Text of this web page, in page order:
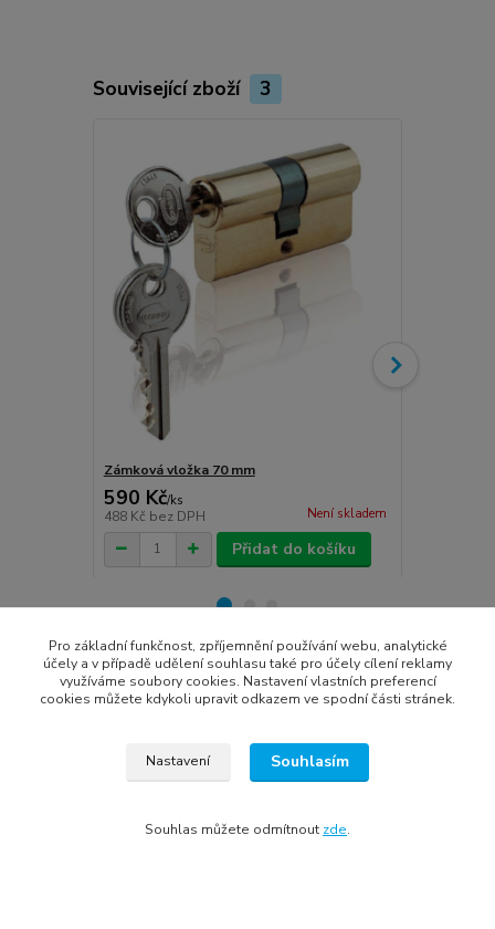
Související zboží 3
Zámková vložka 70 mm
590 Kč/ks
488 Kč bez DPH Není skladem
Přidat do košíku
Zboží zařazeno v kategoriích
Pro základní funkčnost, zpříjemnění používání webu, analytické
účely a v případě udělení souhlasu také pro účely cílení reklamy
využíváme soubory cookies. Nastavení vlastních preferencí
cookies můžete kdykoli upravit odkazem ve spodní části stránek.
Nastavení Souhlasím
Souhlas můžete odmítnout zde.